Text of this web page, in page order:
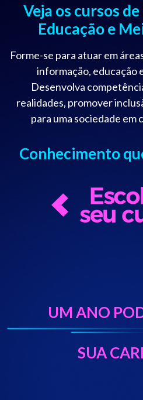
Veja os cursos
Educação e
Forme-se para atuar em
informação, educação
Desenvolva
realidades, promover
para uma sociedade em
Conhecimento
UM ANO
SUA